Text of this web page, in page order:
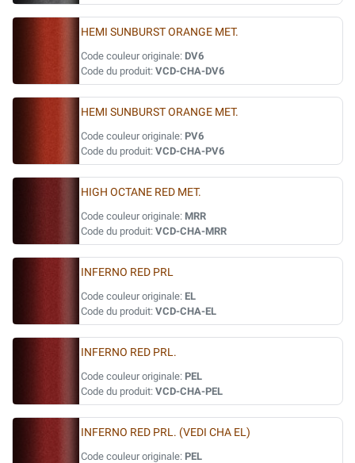
HEMI SUNBURST ORANGE MET.
Code couleur originale: DV6
Code du produit: VCD-CHA-DV6
HEMI SUNBURST ORANGE MET.
Code couleur originale: PV6
Code du produit: VCD-CHA-PV6
HIGH OCTANE RED MET.
Code couleur originale: MRR
Code du produit: VCD-CHA-MRR
INFERNO RED PRL
Code couleur originale: EL
Code du produit: VCD-CHA-EL
INFERNO RED PRL.
Code couleur originale: PEL
Code du produit: VCD-CHA-PEL
INFERNO RED PRL. (VEDI CHA EL)
Code couleur originale: PEL